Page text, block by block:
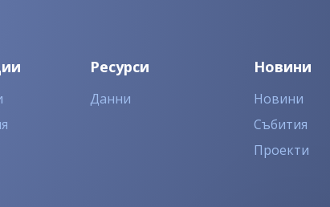
Ресурси
Данни
Новини
Новини
Събития
Проекти